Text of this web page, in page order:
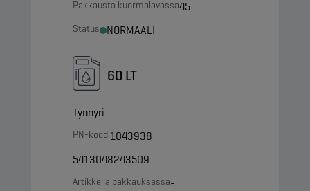
Pakkausta kuormalavassa45
Status NORMAALI
60 LT
Tynnyri
PN-koodi1043938
5413048243509
Artikkelia pakkauksessa-